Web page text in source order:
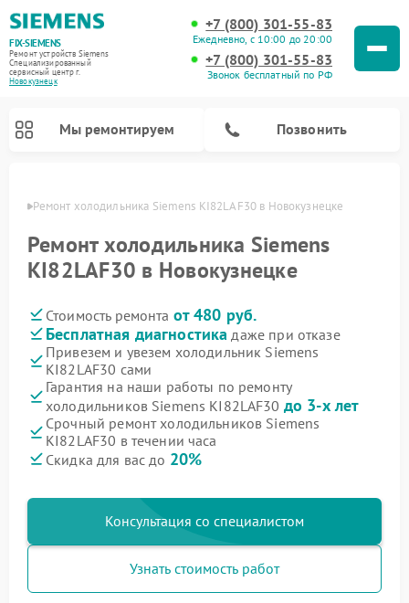
FIX-SIEMENS
Ремонт устройств Siemens
Специализированный
cервисный центр г.
Новокузнецк
+7 (800) 301-55-83
Ежедневно, с 10:00 до 20:00
+7 (800) 301-55-83
Звонок бесплатный по РФ
Мы ремонтируем Позвонить
Ремонт холодильника Siemens KI82LAF30 в Новокузнецке
Ремонт холодильника Siemens
KI82LAF30 в Новокузнецке
Стоимость ремонта от 480 руб.
Бесплатная диагностика даже при отказе
Привезем и увезем холодильник Siemens
KI82LAF30 сами
Гарантия на наши работы по ремонту
холодильников Siemens KI82LAF30 до 3-х лет
Срочный ремонт холодильников Siemens
KI82LAF30 в течении часа
Скидка для вас до 20%
Консультация со специалистом
Узнать стоимость работ